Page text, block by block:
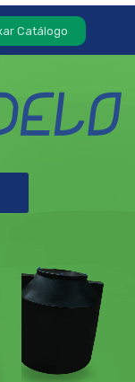
Catálogo